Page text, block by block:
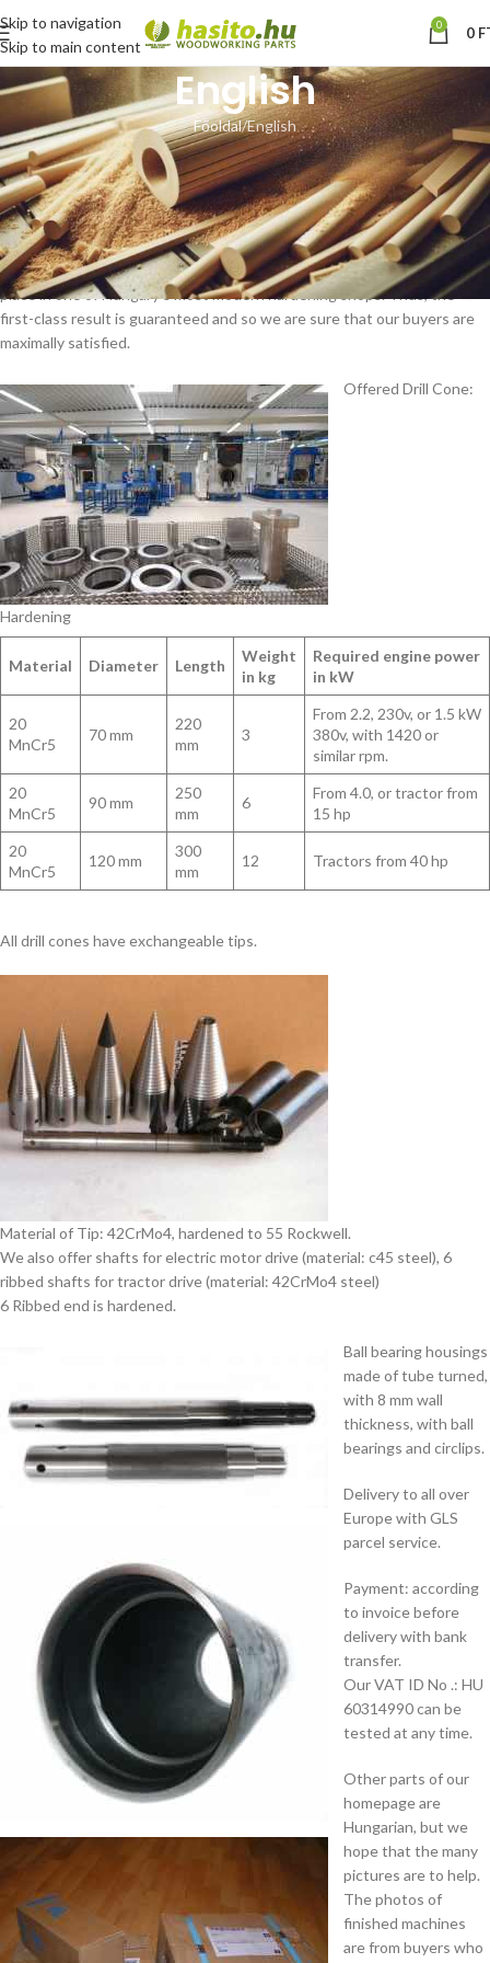
Skip to navigation
Skip to main content
0 0
English
Főoldal English
Dear visitors,
our company deals with trading of cone splitter components. So drill
cone, shafts, ball bearings and housings, pulleys, circlips and other
various accessories.
All parts are turned on state-of-the-art CNC equipment, curing takes
place in one of Hungary’s most modern hardening shops. Thus, the
first-class result is guaranteed and so we are sure that our buyers are
maximally satisfied.
Hardening
Offered Drill Cone:
Material Diameter Length
Weight
in kg
Required engine power
in kW
20
MnCr5
70 mm
220
mm
3
From 2.2, 230v, or 1.5 kW
380v, with 1420 or
similar rpm.
20
MnCr5
90 mm
250
mm
6
From 4.0, or tractor from
15 hp
20
MnCr5
120 mm
300
mm
12 Tractors from 40 hp
All drill cones have exchangeable tips.
Material of Tip: 42CrMo4, hardened to 55 Rockwell.
We also offer shafts for electric motor drive (material: c45 steel), 6
ribbed shafts for tractor drive (material: 42CrMo4 steel)
6 Ribbed end is hardened.
Ball bearing housings
made of tube turned,
with 8 mm wall
thickness, with ball
bearings and circlips.
Delivery to all over
Europe with GLS
parcel service.
Payment: according
to invoice before
delivery with bank
transfer.
Our VAT ID No .: HU
60314990 can be
tested at any time.
Other parts of our
homepage are
Hungarian, but we
hope that the many
pictures are to help.
The photos of
finished machines
are from buyers who